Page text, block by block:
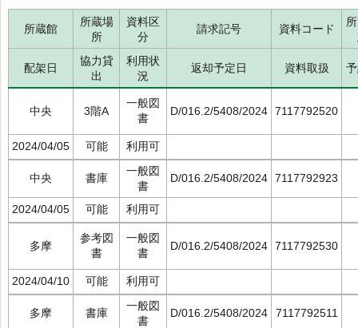
所蔵館
所蔵場
所
資料区
分
請求記号 資料コード
配架日
協力貸
出
利用状
況
返却予定日 資料取扱
中央 3階A
一般図
書
D/016.2/5408/2024 7117792520
2024/04/05 可能 利用可
中央 書庫
一般図
書
D/016.2/5408/2024 7117792923
2024/04/05 可能 利用可
多摩
参考図
書
一般図
書
D/016.2/5408/2024 7117792530
2024/04/10 可能 利用可
多摩 書庫
一般図
書
D/016.2/5408/2024 7117792511